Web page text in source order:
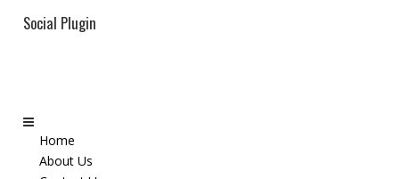
Social Plugin
Home
About Us